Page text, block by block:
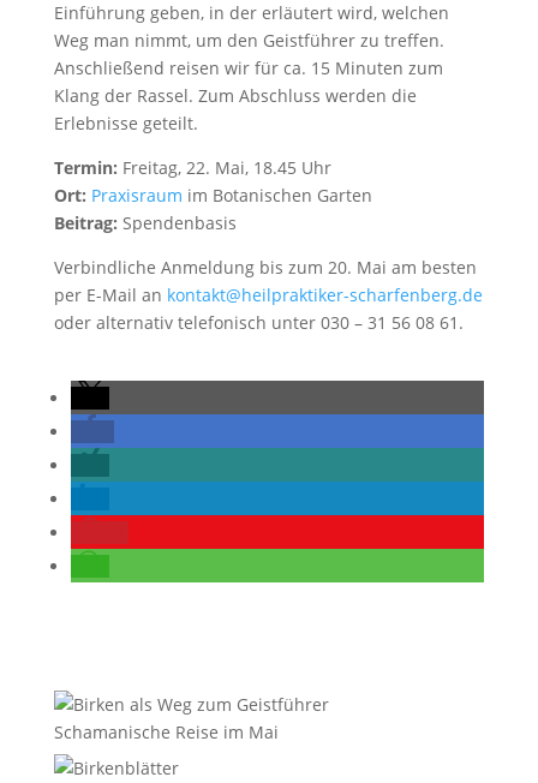
Einführung geben, in der erläutert wird, welchen
Weg man nimmt, um den Geistführer zu treffen.
Anschließend reisen wir für ca. 15 Minuten zum
Klang der Rassel. Zum Abschluss werden die
Erlebnisse geteilt.
Termin: Freitag, 22. Mai, 18.45 Uhr
Ort: Praxisraum im Botanischen Garten
Beitrag: Spendenbasis
Verbindliche Anmeldung bis zum 20. Mai am besten
per E-Mail an kontakt@heilpraktiker-scharfenberg.de
oder alternativ telefonisch unter 030 – 31 56 08 61.
Schamanische Reise im Mai